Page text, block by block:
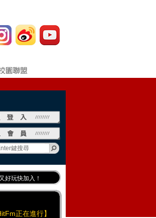
好玩快加入！
】等你加入！
樂千萬別錯過！
正在進行】